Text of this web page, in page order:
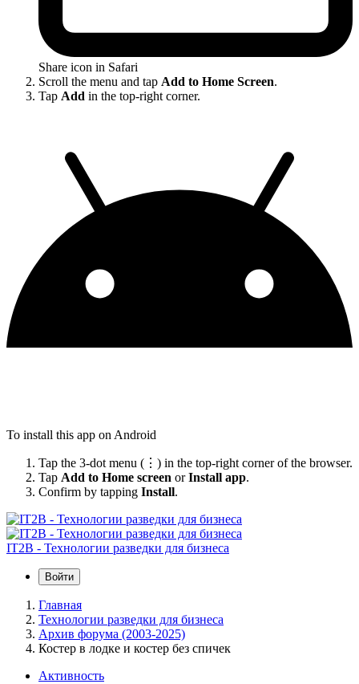
Share icon in Safari
Scroll the menu and tap Add to Home Screen.
Tap Add in the top-right corner.
To install this app on Android
Tap the 3-dot menu (⋮) in the top-right corner of the browser.
Tap Add to Home screen orInstall app.
Confirm by tapping Install.
IT2B - Технологии разведки для бизнеса
Войти
Главная
Технологии разведки для бизнеса
Архив форума (2003-2025)
Костер в лодке и костер без спичек
Активность